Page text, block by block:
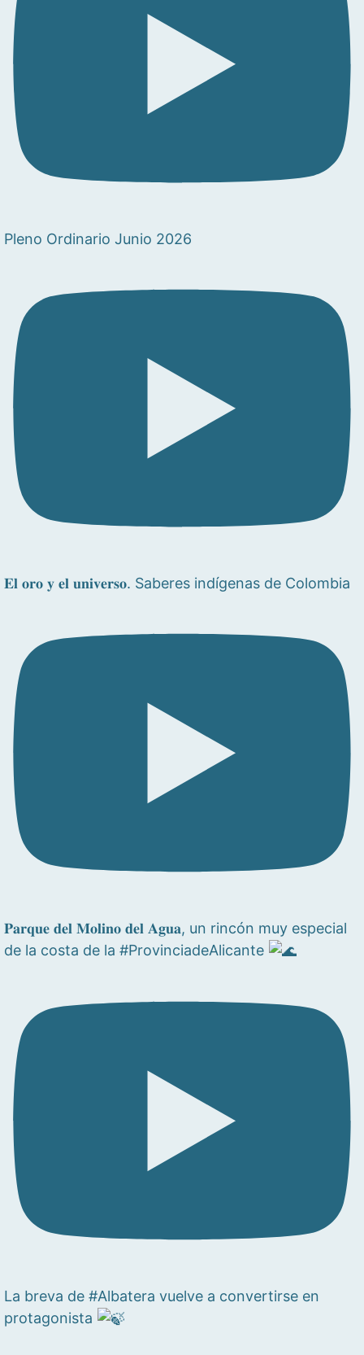
Pleno Ordinario Junio 2026
𝐄𝐥 𝐨𝐫𝐨 𝐲 𝐞𝐥 𝐮𝐧𝐢𝐯𝐞𝐫𝐬𝐨. Saberes indígenas de Colombia
𝐏𝐚𝐫𝐪𝐮𝐞 𝐝𝐞𝐥 𝐌𝐨𝐥𝐢𝐧𝐨 𝐝𝐞𝐥 𝐀𝐠𝐮𝐚, un rincón muy especial
de la costa de la #ProvinciadeAlicante
La breva de #Albatera vuelve a convertirse en
protagonista